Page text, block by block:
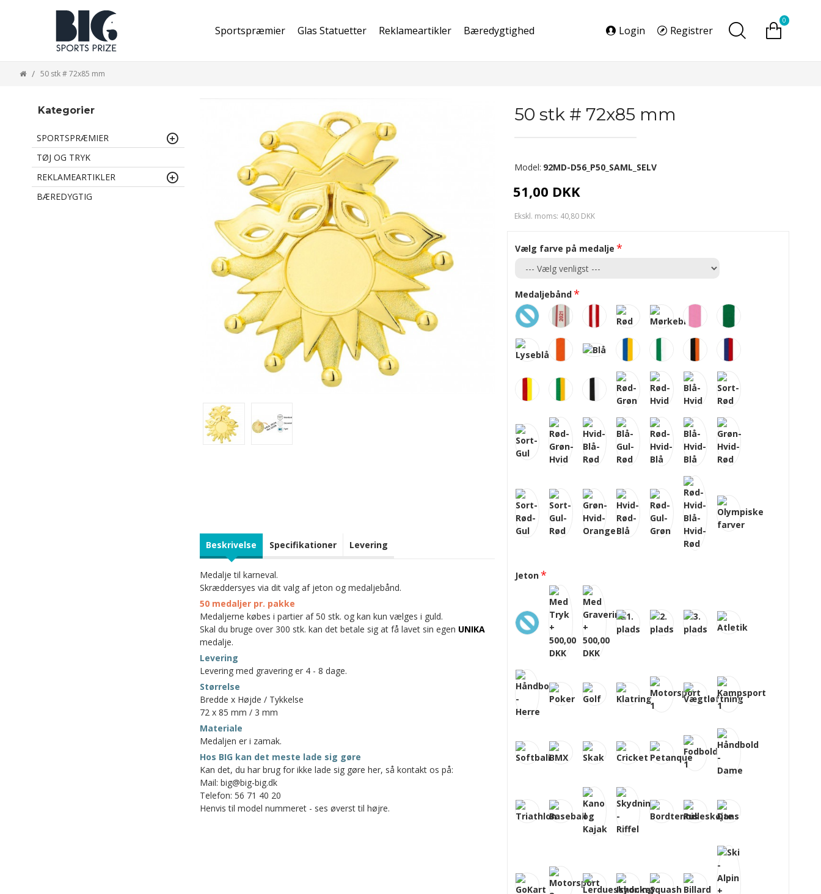
Sportspræmier Glas Statuetter Reklameartikler Bæredygtighed Login Registrer
0
50 stk # 72x85 mm
Kategorier
SPORTSPRÆMIER
TØJ OG TRYK
REKLAMEARTIKLER
BÆREDYGTIG
Beskrivelse Specifikationer Levering
Medalje til karneval.
Skræddersyes via dit valg af jeton og medaljebånd.
50 medaljer pr. pakke
Medaljerne købes i partier af 50 stk. og kan kun vælges i guld.
Skal du bruge over 300 stk. kan det betale sig at få lavet sin egen UNIKA
medalje.
Levering
Levering med gravering er 4 - 8 dage.
Størrelse
Bredde x Højde / Tykkelse
72 x 85 mm / 3 mm
Materiale
Medaljen er i zamak.
Hos BIG kan det meste lade sig gøre
Kan det, du har brug for ikke lade sig gøre her, så kontakt os på:
Mail: big@big-big.dk
Telefon: 56 71 40 20
Henvis til model nummeret - ses øverst til højre.
50 stk # 72x85 mm
51,00 DKK
Ekskl. moms: 40,80 DKK
Model: 92MD-D56_P50_SAML_SELV
Vælg farve på medalje
Medaljebånd
Jeton